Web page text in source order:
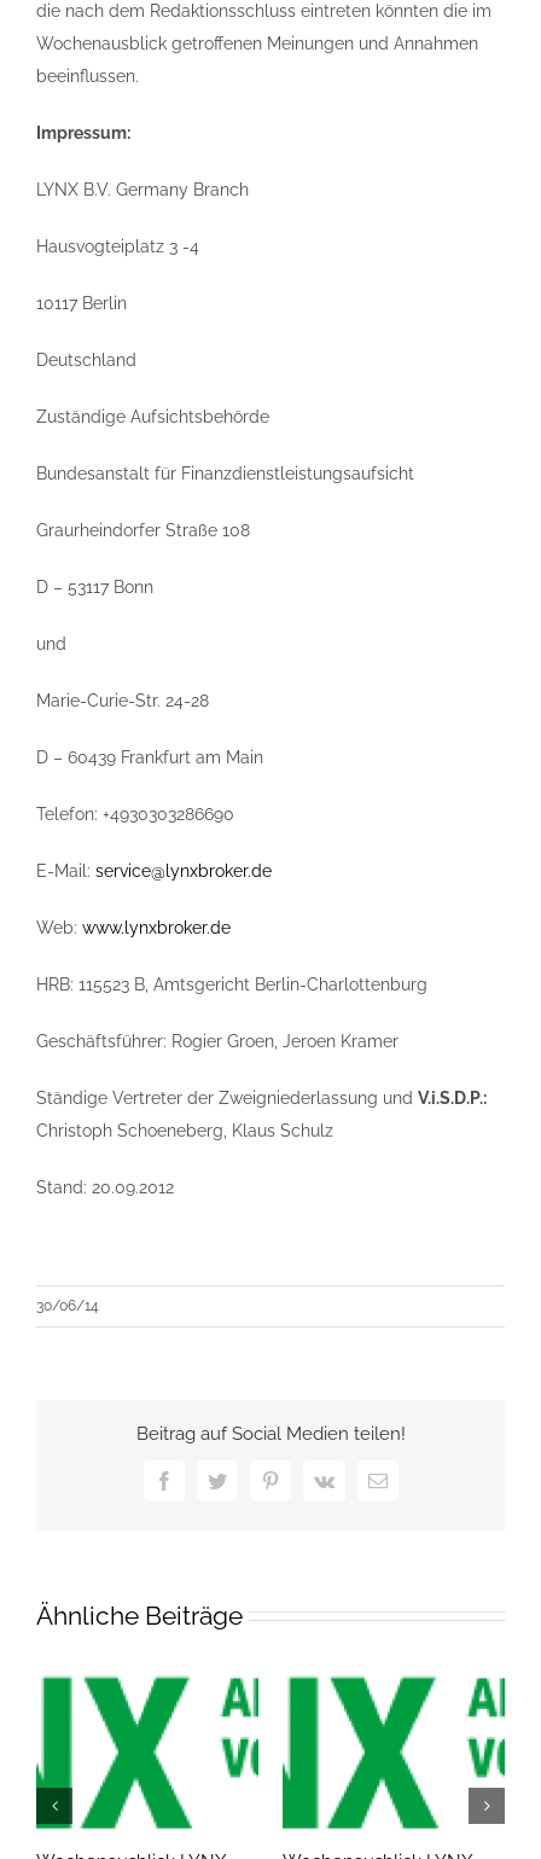
die nach dem Redaktionsschluss eintreten könnten die im
Wochenausblick getroffenen Meinungen und Annahmen
beeinflussen.
Impressum:
LYNX B.V. Germany Branch
Hausvogteiplatz 3 -4
10117 Berlin
Deutschland
Zuständige Aufsichtsbehörde
Bundesanstalt für Finanzdienstleistungsaufsicht
Graurheindorfer Straße 108
D – 53117 Bonn
und
Marie-Curie-Str. 24-28
D – 60439 Frankfurt am Main
Telefon: +4930303286690
E-Mail: service@lynxbroker.de
Web: www.lynxbroker.de
HRB: 115523 B, Amtsgericht Berlin-Charlottenburg
Geschäftsführer: Rogier Groen, Jeroen Kramer
Ständige Vertreter der Zweigniederlassung und V.i.S.D.P.:
Christoph Schoeneberg, Klaus Schulz
Stand: 20.09.2012
30/06/14
Beitrag auf Social Medien teilen!
FacebookTwitterPinterest
Vk
E-
Ähnliche Beiträge